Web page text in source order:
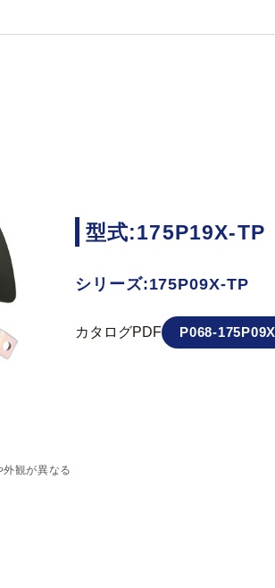
観が異なる
型式:175P19X-TP
シリーズ:175P09X-TP
カタログPDF P068-